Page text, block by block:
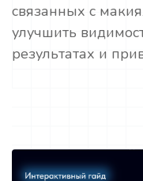
связанных с
улучшить
результатах и